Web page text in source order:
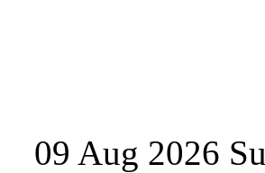
09 Aug 2026